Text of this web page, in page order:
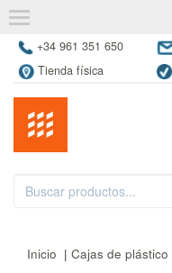
+34 961 351 650
Tienda física
Inicio | Cajas de plástico